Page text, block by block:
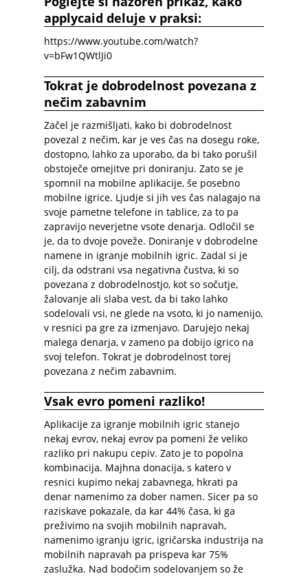
applycaid deluje v praksi:
https://www.youtube.com/watch?
v=bFw1QWtlJi0
Tokrat je dobrodelnost povezana z
nečim zabavnim
Začel je razmišljati, kako bi dobrodelnost
povezal z nečim, kar je ves čas na dosegu roke,
dostopno, lahko za uporabo, da bi tako porušil
obstoječe omejitve pri doniranju. Zato se je
spomnil na mobilne aplikacije, še posebno
mobilne igrice. Ljudje si jih ves čas nalagajo na
svoje pametne telefone in tablice, za to pa
zapravijo neverjetne vsote denarja. Odločil se
je, da to dvoje poveže. Doniranje v dobrodelne
namene in igranje mobilnih igric. Zadal si je
cilj, da odstrani vsa negativna čustva, ki so
povezana z dobrodelnostjo, kot so sočutje,
žalovanje ali slaba vest, da bi tako lahko
sodelovali vsi, ne glede na vsoto, ki jo namenijo,
v resnici pa gre za izmenjavo. Darujejo nekaj
malega denarja, v zameno pa dobijo igrico na
svoj telefon. Tokrat je dobrodelnost torej
povezana z nečim zabavnim.
Vsak evro pomeni razliko!
Aplikacije za igranje mobilnih igric stanejo
nekaj evrov, nekaj evrov pa pomeni že veliko
razliko pri nakupu cepiv. Zato je to popolna
kombinacija. Majhna donacija, s katero v
resnici kupimo nekaj zabavnega, hkrati pa
denar namenimo za dober namen. Sicer pa so
raziskave pokazale, da kar 44% časa, ki ga
preživimo na svojih mobilnih napravah,
namenimo igranju igric, igričarska industrija na
mobilnih napravah pa prispeva kar 75%
zaslužka. Nad bodočim sodelovanjem so že